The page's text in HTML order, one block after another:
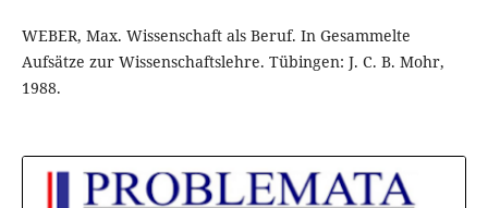
WEBER, Max. Wissenschaft als Beruf. In Gesammelte
Aufsätze zur Wissenschaftslehre. Tübingen: J. C. B. Mohr,
1988.